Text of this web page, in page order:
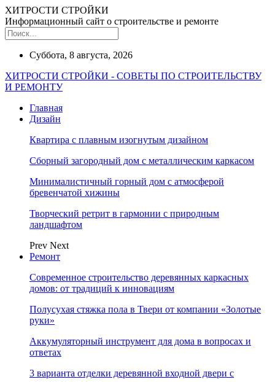
ХИТРОСТИ СТРОЙКИ
Информационный сайт о строительстве и ремонте
Суббота, 8 августа, 2026
ХИТРОСТИ СТРОЙКИ - СОВЕТЫ ПО СТРОИТЕЛЬСТВУ
И РЕМОНТУ
Главная
Дизайн
Квартира с плавным изогнутым дизайном
Сборный загородный дом с металлическим каркасом
Минималистичный горный дом с атмосферой
бревенчатой хижины
Творческий ретрит в гармонии с природным
ландшафтом
Prev Next
Ремонт
Современное строительство деревянных каркасных
домов: от традиций к инновациям
Полусухая стяжка пола в Твери от компании «Золотые
руки»
Аккумуляторный инструмент для дома в вопросах и
ответах
3 варианта отделки деревянной входной двери с